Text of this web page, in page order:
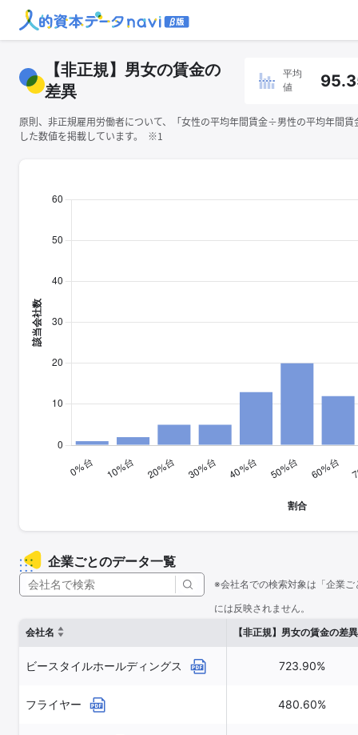
【非正規】男女の賃金の
差異
平均
値
原則、非正規雇用労働者について、「女性の平均年間賃金÷男性の平均年間
した数値を掲載しています。 ※1
企業ごとのデータ一覧
※会社名での検索対象は「企業
には反映されません。
会社名
【非正規】男女の賃金の差異
ビースタイルホールディングス 723.90%
フライヤー 480.60%